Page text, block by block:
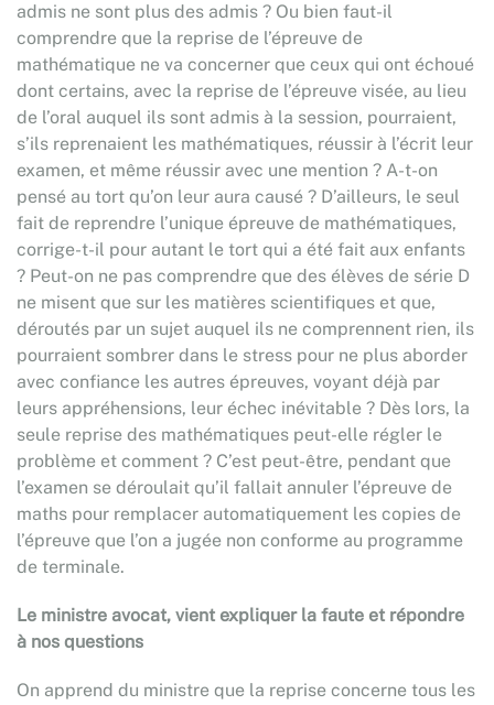
admis ne sont plus des admis ? Ou bien faut-il
comprendre que la reprise de l’épreuve de
mathématique ne va concerner que ceux qui ont échoué
dont certains, avec la reprise de l’épreuve visée, au lieu
de l’oral auquel ils sont admis à la session, pourraient,
s’ils reprenaient les mathématiques, réussir à l’écrit leur
examen, et même réussir avec une mention ? A-t-on
pensé au tort qu’on leur aura causé ? D’ailleurs, le seul
fait de reprendre l’unique épreuve de mathématiques,
corrige-t-il pour autant le tort qui a été fait aux enfants
? Peut-on ne pas comprendre que des élèves de série D
ne misent que sur les matières scientifiques et que,
déroutés par un sujet auquel ils ne comprennent rien, ils
pourraient sombrer dans le stress pour ne plus aborder
avec confiance les autres épreuves, voyant déjà par
leurs appréhensions, leur échec inévitable ? Dès lors, la
seule reprise des mathématiques peut-elle régler le
problème et comment ? C’est peut-être, pendant que
l’examen se déroulait qu’il fallait annuler l’épreuve de
maths pour remplacer automatiquement les copies de
l’épreuve que l’on a jugée non conforme au programme
de terminale.
Le ministre avocat, vient expliquer la faute et répondre
à nos questions
On apprend du ministre que la reprise concerne tous les